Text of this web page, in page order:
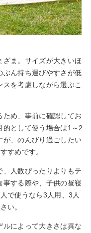
ざま。サイズが大きいほ
ぶん持ち運びやすさが低
を考慮しながら選ぶこ
ため、事前に確認してお
的として使う場合は1～2
が、のんびり過ごしたい
すめです。
人数ぴったりよりもテ
事する際や、子供の昼寝
で使うなら3人用、3人
い。
ルによって大きさは異な